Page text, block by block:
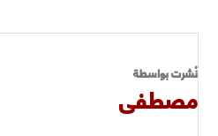
نُشرت بواسطة
مصطفى